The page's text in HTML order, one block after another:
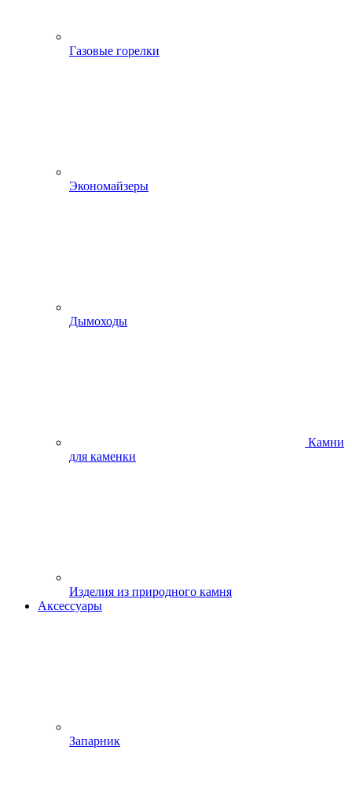
Газовые горелки
Экономайзеры
Дымоходы
Камни
для каменки
Изделия из природного камня
Аксессуары
Запарник